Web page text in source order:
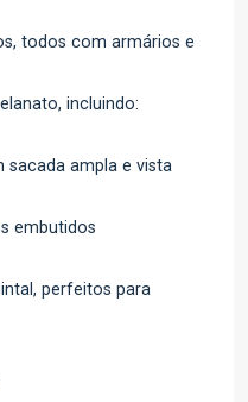
todos com armários e
incluindo:
sacada ampla e vista
embutidos
perfeitos para